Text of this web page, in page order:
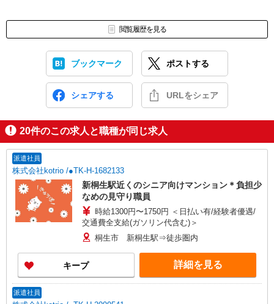
閲覧履歴を見る
ブックマーク ポストする
シェアする URLをシェア
20件のこの求人と職種が同じ求人
派遣社員
株式会社kotrio /●TK-H-1682133
新桐生駅近くのシニア向けマンション＊負担少
なめの見守り職員
時給1300円〜1750円 ＜日払い有/経験者優遇/
交通費全支給(ガソリン代含む)＞
桐生市 新桐生駅⇒徒歩圏内
キープ 詳細を見る
派遣社員